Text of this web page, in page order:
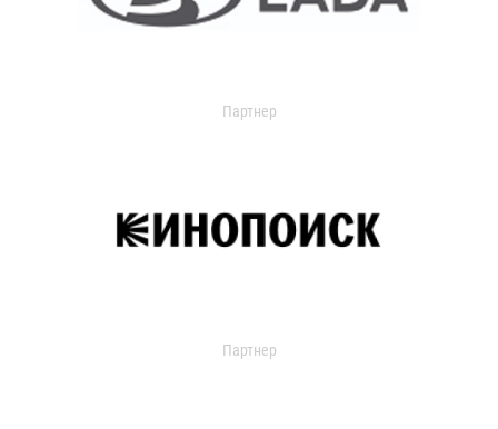
Партнер
Партнер